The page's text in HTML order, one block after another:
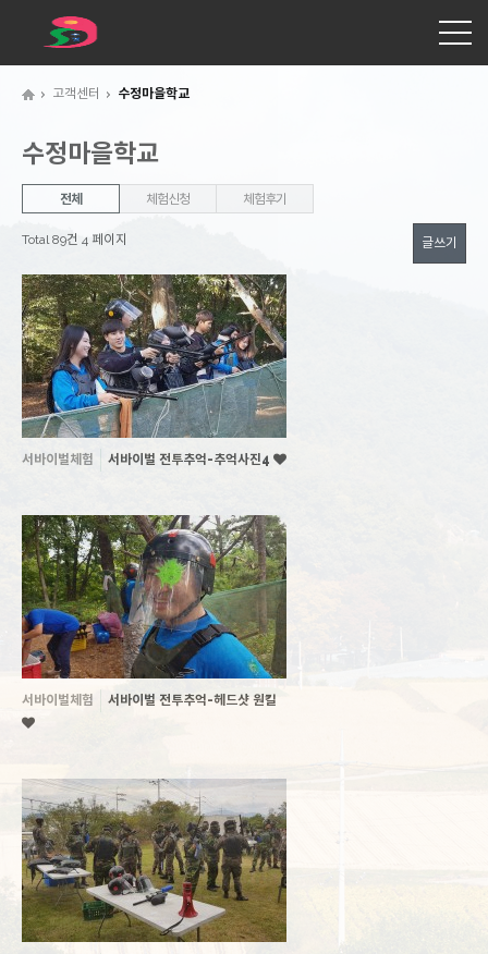
고객센터 수정마을학교
수정마을학교
을
학
교
카
테
고
리
전체 체험신청 체험후기
Total 89건 4 페이지 글쓰기
서바이벌체험 서바이벌 전투추억-추억사진4
서바이벌체험 서바이벌 전투추억-헤드샷 원킬